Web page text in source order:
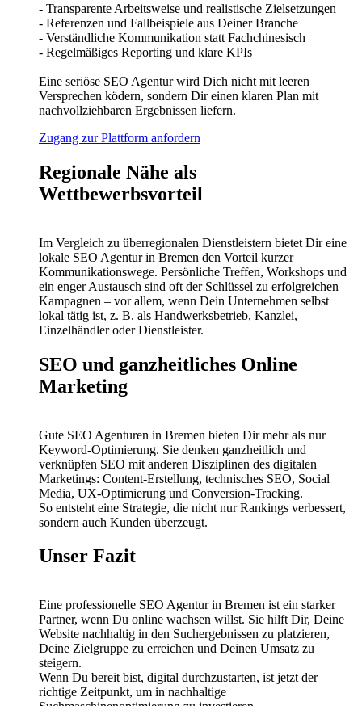
- Transparente Arbeitsweise und realistische Zielsetzungen
- Referenzen und Fallbeispiele aus Deiner Branche
- Verständliche Kommunikation statt Fachchinesisch
- Regelmäßiges Reporting und klare KPIs
Eine seriöse SEO Agentur wird Dich nicht mit leeren
Versprechen ködern, sondern Dir einen klaren Plan mit
nachvollziehbaren Ergebnissen liefern.
Zugang zur Plattform anfordern
Regionale Nähe als
Wettbewerbsvorteil
Im Vergleich zu überregionalen Dienstleistern bietet Dir eine
lokale SEO Agentur in Bremen den Vorteil kurzer
Kommunikationswege. Persönliche Treffen, Workshops und
ein enger Austausch sind oft der Schlüssel zu erfolgreichen
Kampagnen – vor allem, wenn Dein Unternehmen selbst
lokal tätig ist, z. B. als Handwerksbetrieb, Kanzlei,
Einzelhändler oder Dienstleister.
SEO und ganzheitliches Online
Marketing
Gute SEO Agenturen in Bremen bieten Dir mehr als nur
Keyword-Optimierung. Sie denken ganzheitlich und
verknüpfen SEO mit anderen Disziplinen des digitalen
Marketings: Content-Erstellung, technisches SEO, Social
Media, UX-Optimierung und Conversion-Tracking.
So entsteht eine Strategie, die nicht nur Rankings verbessert,
sondern auch Kunden überzeugt.
Unser Fazit
Eine professionelle SEO Agentur in Bremen ist ein starker
Partner, wenn Du online wachsen willst. Sie hilft Dir, Deine
Website nachhaltig in den Suchergebnissen zu platzieren,
Deine Zielgruppe zu erreichen und Deinen Umsatz zu
steigern.
Wenn Du bereit bist, digital durchzustarten, ist jetzt der
richtige Zeitpunkt, um in nachhaltige